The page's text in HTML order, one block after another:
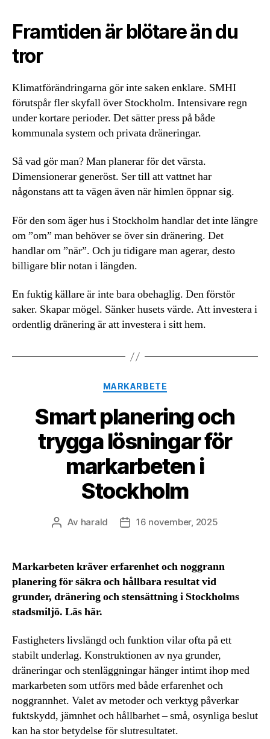
Framtiden är blötare än du
tror
Klimatförändringarna gör inte saken enklare. SMHI
förutspår fler skyfall över Stockholm. Intensivare regn
under kortare perioder. Det sätter press på både
kommunala system och privata dräneringar.
Så vad gör man? Man planerar för det värsta.
Dimensionerar generöst. Ser till att vattnet har
någonstans att ta vägen även när himlen öppnar sig.
För den som äger hus i Stockholm handlar det inte längre
om ”om” man behöver se över sin dränering. Det
handlar om ”när”. Och ju tidigare man agerar, desto
billigare blir notan i längden.
En fuktig källare är inte bara obehaglig. Den förstör
saker. Skapar mögel. Sänker husets värde. Att investera i
ordentlig dränering är att investera i sitt hem.
Kategorier
MARKARBETE
Smart planering och
trygga lösningar för
markarbeten i
Stockholm
Inläggsförfattare
Av harald Inläggsdatum
16 november, 2025
Markarbeten kräver erfarenhet och noggrann
planering för säkra och hållbara resultat vid
grunder, dränering och stensättning i Stockholms
stadsmiljö. Läs här.
Fastigheters livslängd och funktion vilar ofta på ett
stabilt underlag. Konstruktionen av nya grunder,
dräneringar och stenläggningar hänger intimt ihop med
markarbeten som utförs med både erfarenhet och
noggrannhet. Valet av metoder och verktyg påverkar
fuktskydd, jämnhet och hållbarhet – små, osynliga beslut
kan ha stor betydelse för slutresultatet.